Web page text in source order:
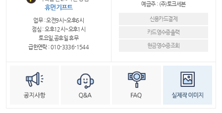
휴먼기프트
업무 : 오전9시~오후6시
점심 : 오후12시~오후1시
토요일,공휴일 휴무
급한연락 : 010-3336-1544
예금주 : (주)토크세븐
신용카드결제
카드영수증출력
현금영수증조회